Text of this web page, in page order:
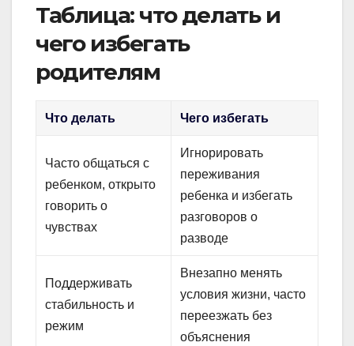
Таблица: что делать и
чего избегать
родителям
Что делать Чего избегать
Часто общаться с
ребенком, открыто
говорить о
чувствах
Игнорировать
переживания
ребенка и избегать
разговоров о
разводе
Поддерживать
стабильность и
режим
Внезапно менять
условия жизни, часто
переезжать без
объяснения